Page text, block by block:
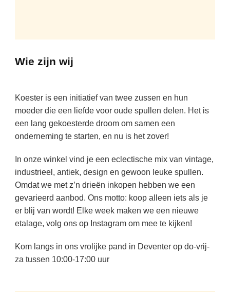
Wie zijn wij
Koester is een initiatief van twee zussen en hun
moeder die een liefde voor oude spullen delen. Het is
een lang gekoesterde droom om samen een
onderneming te starten, en nu is het zover!
In onze winkel vind je een eclectische mix van vintage,
industrieel, antiek, design en gewoon leuke spullen.
Omdat we met z’n drieën inkopen hebben we een
gevarieerd aanbod. Ons motto: koop alleen iets als je
er blij van wordt! Elke week maken we een nieuwe
etalage, volg ons op Instagram om mee te kijken!
Kom langs in ons vrolijke pand in Deventer op do-vrij-
za tussen 10:00-17:00 uur